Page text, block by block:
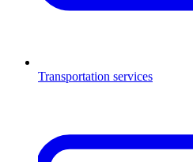
Transportation services